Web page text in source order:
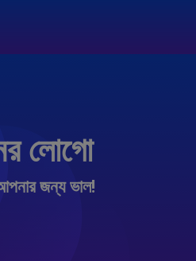
লোগো
জন্য ভাল!